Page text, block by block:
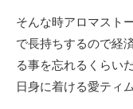
そんな時アロマスト
で長持ちするので経
る事を忘れるくらい
日身に着ける愛ティ